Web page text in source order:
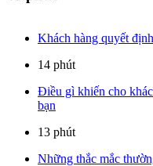
Khách hàng quyết
14 phút
Điều gì khiến cho
bạn
13 phút
Những thắc mắc